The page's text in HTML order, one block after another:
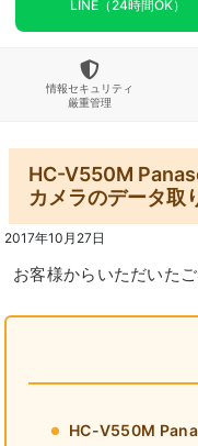
LINE（24時間OK）
情報セキュリティ
厳重管理
HC-V550M
カメラのデータ取
2017年10月27日
お客様からいただいた
HC-V550M